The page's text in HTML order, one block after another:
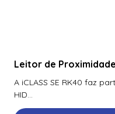
Leitor de
A iCLASS SE RK40 faz
HID...